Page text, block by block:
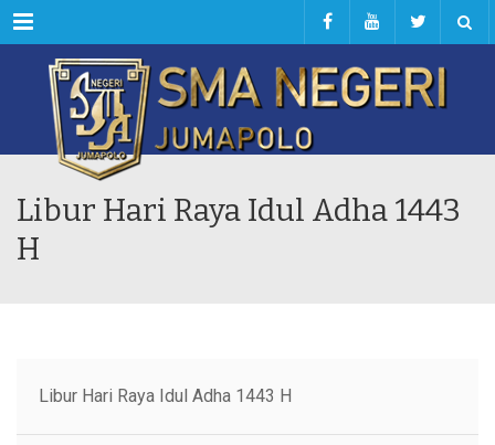
Menu
Libur Hari Raya Idul Adha 1443
H
Libur Hari Raya Idul Adha 1443 H